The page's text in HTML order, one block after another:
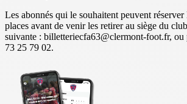
Les abonnés qui le souhaitent peuvent réserver
places avant de venir les retirer au siège du
suivante : billetteriecfa63@clermont-foot.fr, ou
73 25 79 02.